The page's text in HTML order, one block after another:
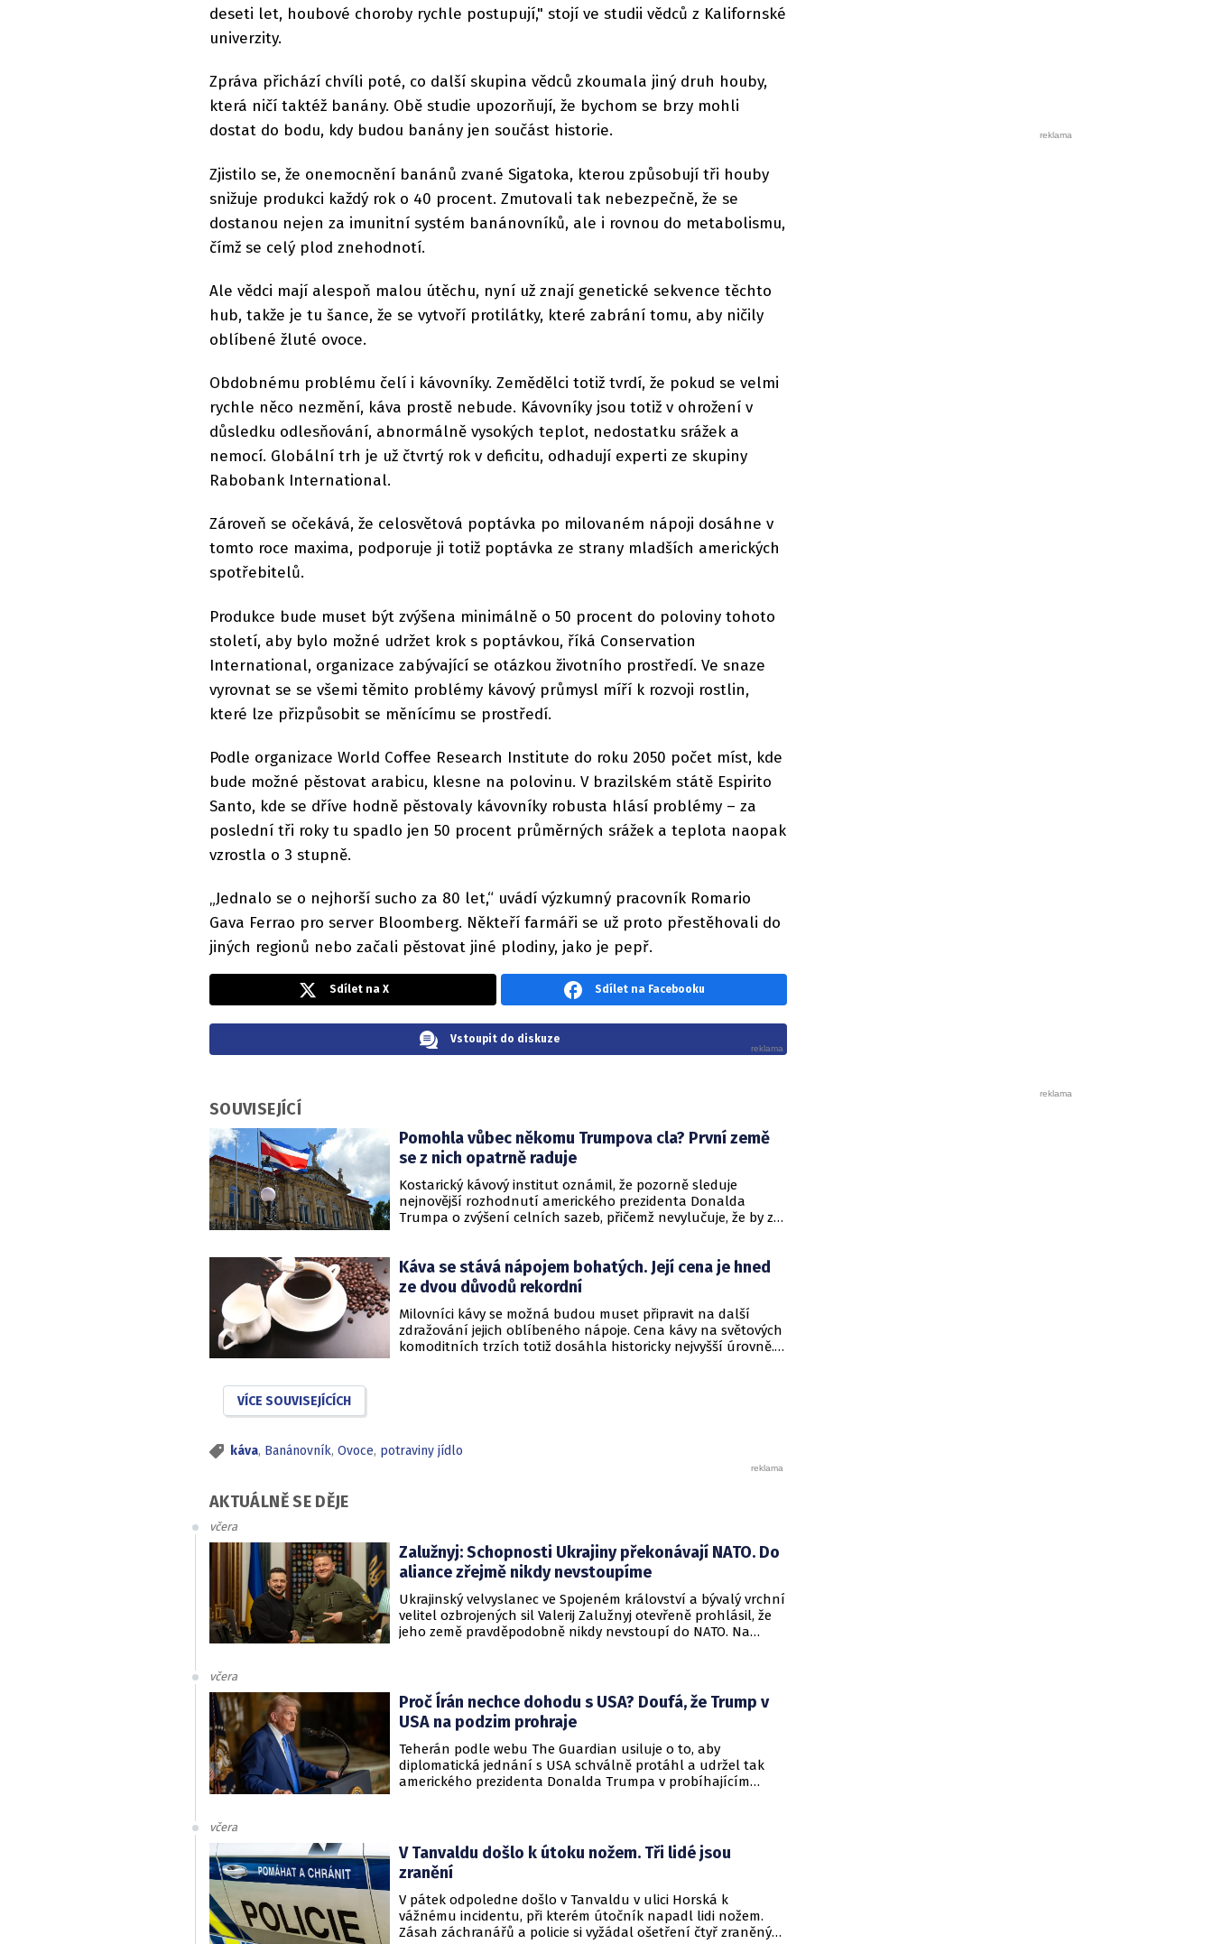
deseti let, houbové choroby rychle postupují," stojí ve studii vědců z Kalifornské
univerzity.
Zpráva přichází chvíli poté, co další skupina vědců zkoumala jiný druh houby,
která ničí taktéž banány. Obě studie upozorňují, že bychom se brzy mohli
dostat do bodu, kdy budou banány jen součást historie.
Zjistilo se, že onemocnění banánů zvané Sigatoka, kterou způsobují tři houby
snižuje produkci každý rok o 40 procent. Zmutovali tak nebezpečně, že se
dostanou nejen za imunitní systém banánovníků, ale i rovnou do metabolismu,
čímž se celý plod znehodnotí.
Ale vědci mají alespoň malou útěchu, nyní už znají genetické sekvence těchto
hub, takže je tu šance, že se vytvoří protilátky, které zabrání tomu, aby ničily
oblíbené žluté ovoce.
Obdobnému problému čelí i kávovníky. Zemědělci totiž tvrdí, že pokud se velmi
rychle něco nezmění, káva prostě nebude. Kávovníky jsou totiž v ohrožení v
důsledku odlesňování, abnormálně vysokých teplot, nedostatku srážek a
nemocí. Globální trh je už čtvrtý rok v deficitu, odhadují experti ze skupiny
Rabobank International.
Zároveň se očekává, že celosvětová poptávka po milovaném nápoji dosáhne v
tomto roce maxima, podporuje ji totiž poptávka ze strany mladších amerických
spotřebitelů.
Produkce bude muset být zvýšena minimálně o 50 procent do poloviny tohoto
století, aby bylo možné udržet krok s poptávkou, říká Conservation
International, organizace zabývající se otázkou životního prostředí. Ve snaze
vyrovnat se se všemi těmito problémy kávový průmysl míří k rozvoji rostlin,
které lze přizpůsobit se měnícímu se prostředí.
Podle organizace World Coffee Research Institute do roku 2050 počet míst, kde
bude možné pěstovat arabicu, klesne na polovinu. V brazilském státě Espirito
Santo, kde se dříve hodně pěstovaly kávovníky robusta hlásí problémy – za
poslední tři roky tu spadlo jen 50 procent průměrných srážek a teplota naopak
vzrostla o 3 stupně.
„Jednalo se o nejhorší sucho za 80 let,“ uvádí výzkumný pracovník Romario
Gava Ferrao pro server Bloomberg. Někteří farmáři se už proto přestěhovali do
jiných regionů nebo začali pěstovat jiné plodiny, jako je pepř.
Sdílet na X Sdílet na Facebooku
Vstoupit do diskuze
SOUVISEJÍCÍ
Pomohla vůbec někomu Trumpova cla? První země
se z nich opatrně raduje
Kostarický kávový institut oznámil, že pozorně sleduje
nejnovější rozhodnutí amerického prezidenta Donalda
Trumpa o zvýšení celních sazeb, přičemž nevylučuje, že by z
Káva se stává nápojem bohatých. Její cena je hned
ze dvou důvodů rekordní
Milovníci kávy se možná budou muset připravit na další
zdražování jejich oblíbeného nápoje. Cena kávy na světových
komoditních trzích totiž dosáhla historicky nejvyšší úrovně. V
VÍCE SOUVISEJÍCÍCH
káva, Banánovník, Ovoce, potraviny jídlo
AKTUÁLNĚ SE DĚJE
včera
Zalužnyj: Schopnosti Ukrajiny překonávají NATO. Do
aliance zřejmě nikdy nevstoupíme
Ukrajinský velvyslanec ve Spojeném království a bývalý vrchní
velitel ozbrojených sil Valerij Zalužnyj otevřeně prohlásil, že
jeho země pravděpodobně nikdy nevstoupí do NATO. Na
nedosažitelné.
včera
Proč Írán nechce dohodu s USA? Doufá, že Trump v
USA na podzim prohraje
Teherán podle webu The Guardian usiluje o to, aby
diplomatická jednání s USA schválně protáhl a udržel tak
amerického prezidenta Donalda Trumpa v probíhajícím
rukojmími za prezidenta Jimmyho Cartera.
včera
V Tanvaldu došlo k útoku nožem. Tři lidé jsou
zranění
V pátek odpoledne došlo v Tanvaldu v ulici Horská k
vážnému incidentu, při kterém útočník napadl lidi nožem.
Zásah záchranářů a policie si vyžádal ošetření čtyř zraněných